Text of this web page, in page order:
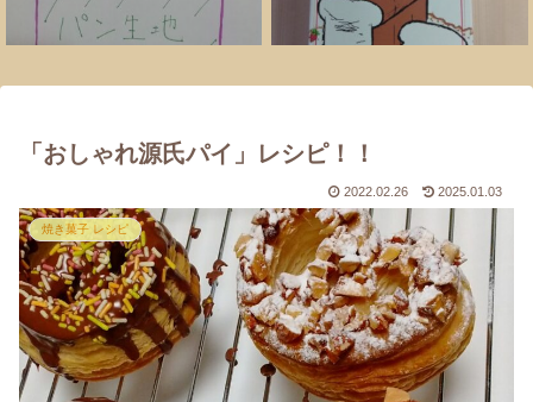
話。
「おしゃれ源氏パイ」レシピ！！
2022.02.26 2025.01.03
焼き菓子 レシピ